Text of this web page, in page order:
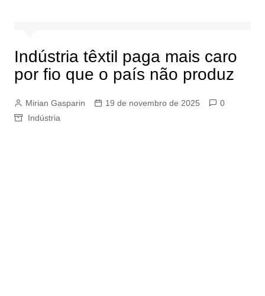
Indústria têxtil paga mais caro
por fio que o país não produz
Mirian Gasparin 19 de novembro de 2025
0
Indústria